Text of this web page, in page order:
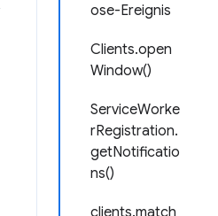
ose-Ereignis
Clients.open
Window()
ServiceWorke
rRegistration.
getNotificatio
ns()
clients.match